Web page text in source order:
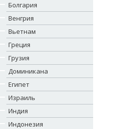
Болгария
Венгрия
Вьетнам
Греция
Грузия
Доминикана
Египет
Израиль
Индия
Индонезия